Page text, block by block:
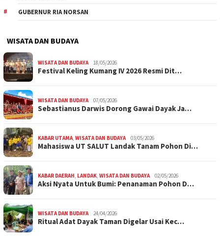
GUBERNUR RIA NORSAN
WISATA DAN BUDAYA
WISATA DAN BUDAYA 18/05/2026
Festival Keling Kumang IV 2026 Resmi Dit…
WISATA DAN BUDAYA 07/05/2026
Sebastianus Darwis Dorong Gawai Dayak Ja…
KABAR UTAMA, WISATA DAN BUDAYA 03/05/2026
Mahasiswa UT SALUT Landak Tanam Pohon Di…
KABAR DAERAH, LANDAK, WISATA DAN BUDAYA 02/05/2026
Aksi Nyata Untuk Bumi: Penanaman Pohon D…
WISATA DAN BUDAYA 24/04/2026
Ritual Adat Dayak Taman Digelar Usai Kec…